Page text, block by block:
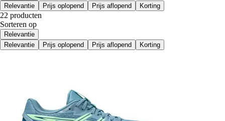
Relevantie
Prijs oplopend Prijs aflopend Korting
22 producten
Sorteren op
Relevantie
Relevantie
Prijs oplopend Prijs aflopend Korting